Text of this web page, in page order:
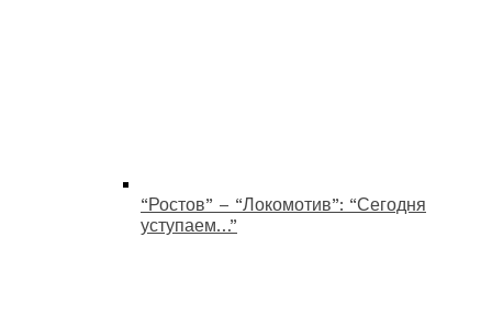
“Ростов” – “Локомотив”: “Сегодня
уступаем…”